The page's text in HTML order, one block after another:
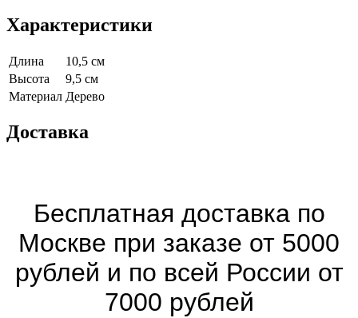
Характеристики
Длина
10,5 см
Высота
9,5 см
Материал Дерево
Доставка
Бесплатная доставка по
Москве при заказе от 5000
рублей и по всей России от
7000 рублей